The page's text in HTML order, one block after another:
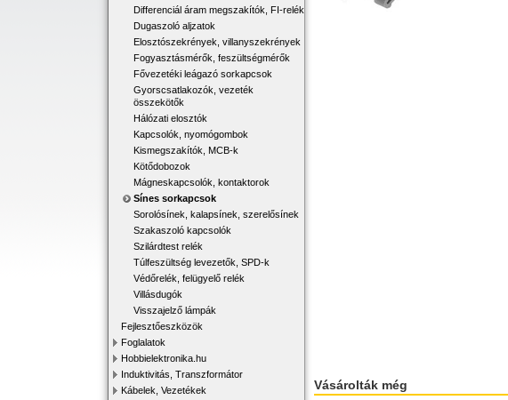
Differenciál áram megszakítók, FI-relék
Dugaszoló aljzatok
Elosztószekrények, villanyszekrények
Fogyasztásmérők, feszültségmérők
Fővezetéki leágazó sorkapcsok
Gyorscsatlakozók, vezeték
összekötők
Hálózati elosztók
Kapcsolók, nyomógombok
Kismegszakítók, MCB-k
Kötődobozok
Mágneskapcsolók, kontaktorok
Sínes sorkapcsok
Sorolósínek, kalapsínek, szerelősínek
Szakaszoló kapcsolók
Szilárdtest relék
Túlfeszültség levezetők, SPD-k
Védőrelék, felügyelő relék
Villásdugók
Visszajelző lámpák
Fejlesztőeszközök
Foglalatok
Hobbielektronika.hu
Induktivitás, Transzformátor
Kábelek, Vezetékek
Vásárolták még